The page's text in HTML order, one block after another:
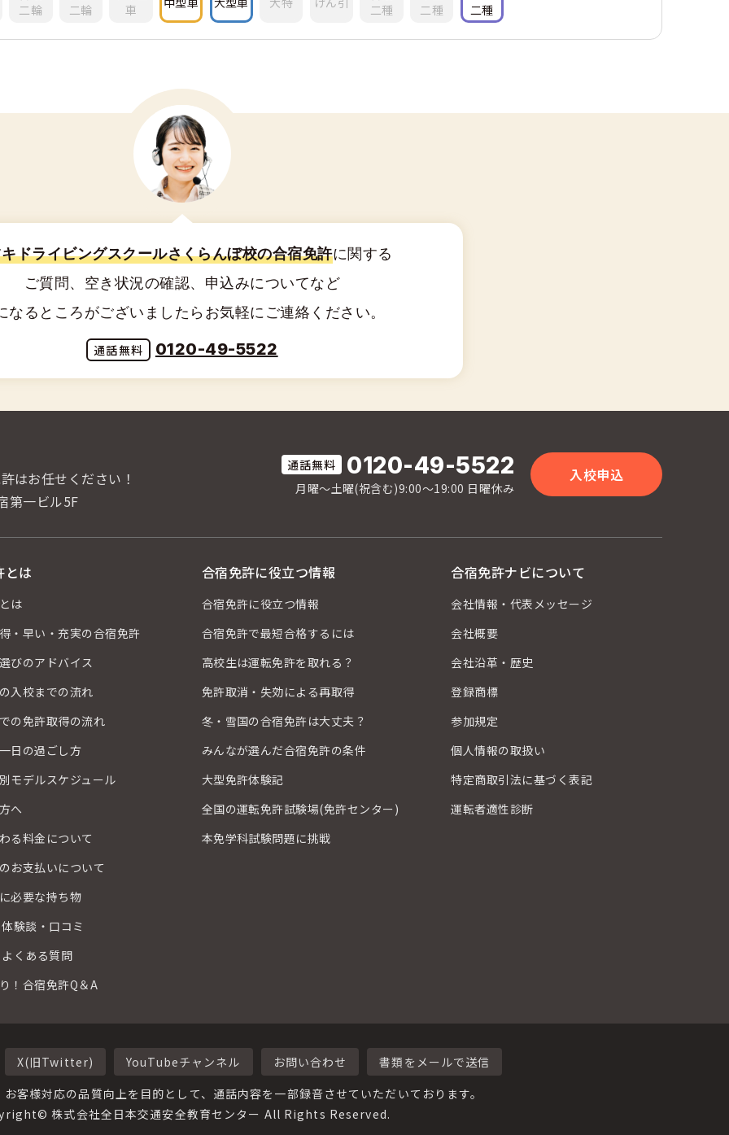
二輪
二輪
車
二種
二種
二種
ドライビングスクールさくらんぼ校の合宿免許に関する
ご質問、空き状況の確認、申込みについてなど
なるところがございましたらお気軽にご連絡ください。
0120-49-5522
はお任せください！
第一ビル5F
0120-49-5522
月曜〜土曜(祝含む)9:00〜19:00 日曜休み
入校申込
とは
は
・早い・充実の合宿免許
びのアドバイス
入校までの流れ
の免許取得の流れ
日の過ごし方
モデルスケジュール
へ
る料金について
お支払いについて
必要な持ち物
験談・口コミ
くある質問
！合宿免許Q＆A
合宿免許に役立つ情報
合宿免許に役立つ情報
合宿免許で最短合格するには
高校生は運転免許を取れる？
免許取消・失効による再取得
冬・雪国の合宿免許は大丈夫？
みんなが選んだ合宿免許の条件
大型免許体験記
全国の運転免許試験場(免許センター)
本免学科試験問題に挑戦
合宿免許ナビについて
会社情報・代表メッセージ
会社概要
会社沿革・歴史
登録商標
参加規定
個人情報の取扱い
特定商取引法に基づく表記
運転者適性診断
X(旧Twitter) YouTubeチャンネル お問い合わせ
書類をメールで送信
客様対応の品質向上を目的として、通話内容を一部録音させていただいております。
株式会社全日本交通安全教育センター All Rights Reserved.